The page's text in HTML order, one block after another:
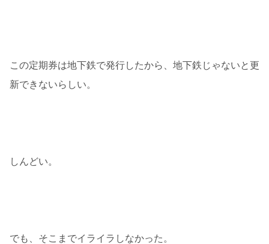
この定期券は地下鉄で発行したから、地下鉄じゃないと更
新できないらしい。
しんどい。
でも、そこまでイライラしなかった。